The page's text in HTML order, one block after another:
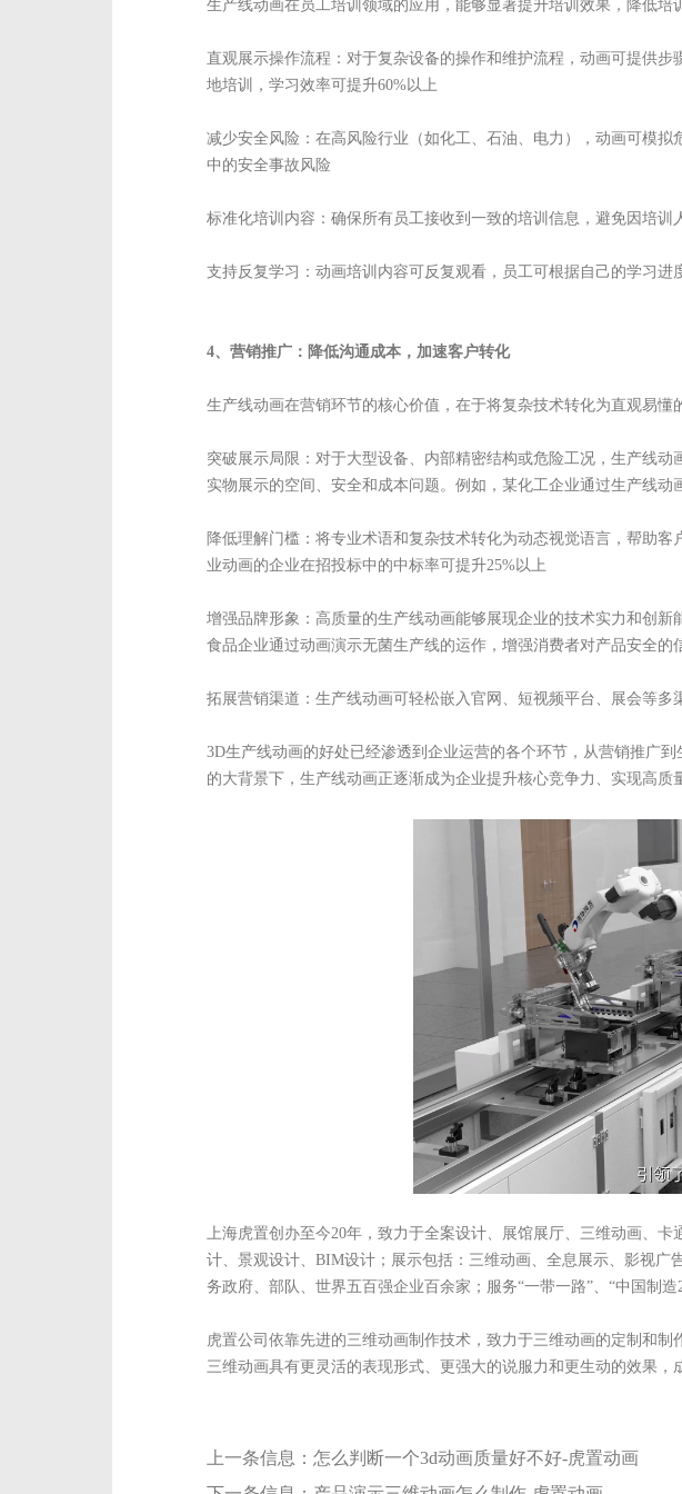
生产线动画在员工培训领域的应用，能够显著提升培训效果，降低培
直观展示操作流程：对于复杂设备的操作和维护流程，动画可提供
地培训，学习效率可提升60%以上
减少安全风险：在高风险行业（如化工、石油、电力），动画可模
中的安全事故风险
标准化培训内容：确保所有员工接收到一致的培训信息，避免因培
支持反复学习：动画培训内容可反复观看，员工可根据自己的学习
4、营销推广：降低沟通成本，加速客户转化
生产线动画在营销环节的核心价值，在于将复杂技术转化为直观易懂
突破展示局限：对于大型设备、内部精密结构或危险工况，生产线
实物展示的空间、安全和成本问题。例如，某化工企业通过生产线
降低理解门槛：将专业术语和复杂技术转化为动态视觉语言，帮助
业动画的企业在招投标中的中标率可提升25%以上
增强品牌形象：高质量的生产线动画能够展现企业的技术实力和创
食品企业通过动画演示无菌生产线的运作，增强消费者对产品安全的
拓展营销渠道：生产线动画可轻松嵌入官网、短视频平台、展会等
3D生产线动画的好处已经渗透到企业运营的各个环节，从营销推广
的大背景下，生产线动画正逐渐成为企业提升核心竞争力、实现高质
上海虎置创办至今20年，致力于全案设计、展馆展厅、三维动画、
计、景观设计、BIM设计；展示包括：三维动画、全息展示、影视
务政府、部队、世界五百强企业百余家；服务“一带一路”、“中国制
虎置公司依靠先进的三维动画制作技术，致力于三维动画的定制和
三维动画具有更灵活的表现形式、更强大的说服力和更生动的效果
上一条信息：怎么判断一个3d动画质量好不好-虎置动画